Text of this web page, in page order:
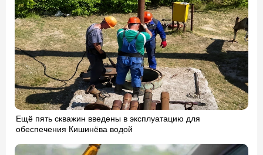
Ещё пять скважин введены в эксплуатацию для
обеспечения Кишинёва водой